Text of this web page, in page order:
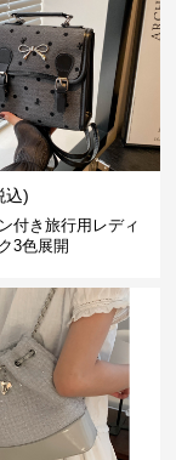
込)
付き旅行用レディ
3色展開